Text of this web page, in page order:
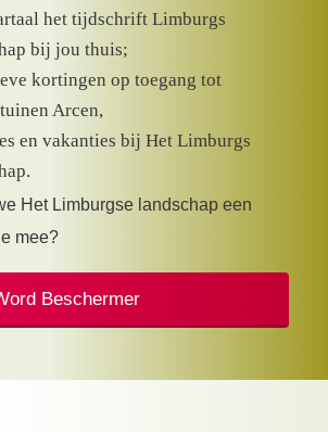
het tijdschrift Limburgs
bij jou thuis;
kortingen op toegang tot
Arcen,
en vakanties bij Het Limburgs
Het Limburgse landschap een
mee?
Beschermer